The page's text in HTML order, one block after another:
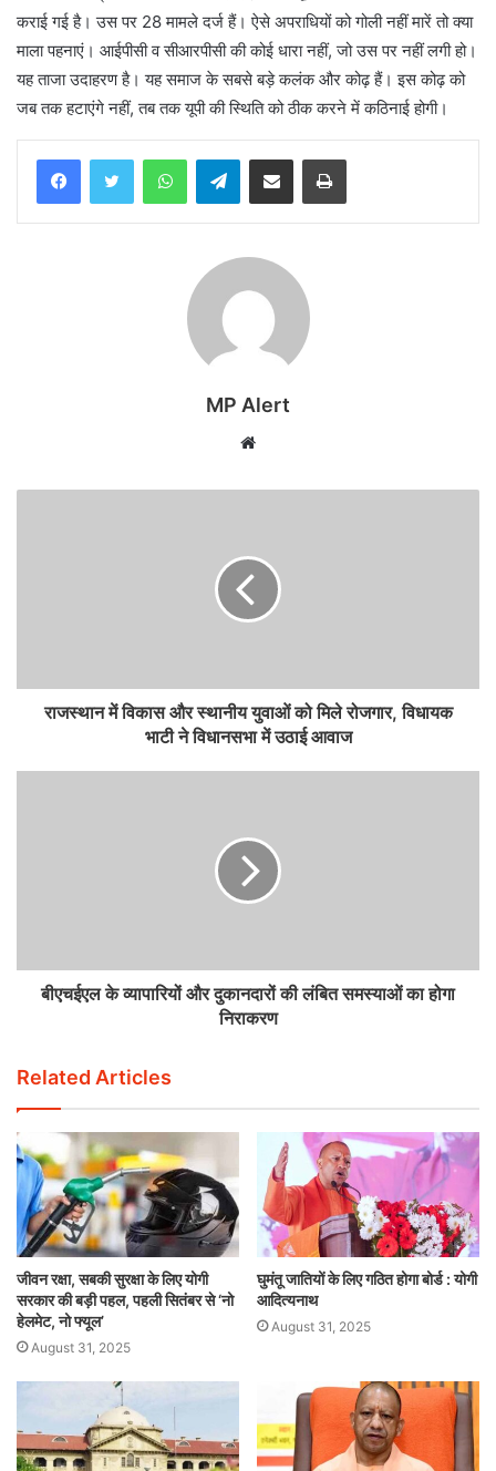
कराई गई है। उस पर 28 मामले दर्ज हैं। ऐसे अपराधियों को गोली नहीं मारें तो क्या
माला पहनाएं। आईपीसी व सीआरपीसी की कोई धारा नहीं, जो उस पर नहीं लगी हो।
यह ताजा उदाहरण है। यह समाज के सबसे बड़े कलंक और कोढ़ हैं। इस कोढ़ को
जब तक हटाएंगे नहीं, तब तक यूपी की स्थिति को ठीक करने में कठिनाई होगी।
WhatsAppTelegramShare via Email Print
MP Alert
Website
राजस्थान में विकास और स्थानीय युवाओं को मिले रोजगार, विधायक
भाटी ने विधानसभा में उठाई आवाज
बीएचईएल के व्यापारियों और दुकानदारों की लंबित समस्याओं का होगा
निराकरण
Related Articles
जीवन रक्षा, सबकी सुरक्षा के लिए योगी
सरकार की बड़ी पहल, पहली सितंबर से ‘नो
हेलमेट, नो फ्यूल’
August 31, 2025
घुमंतू जातियों के लिए गठित होगा बोर्ड : योगी
आदित्यनाथ
August 31, 2025